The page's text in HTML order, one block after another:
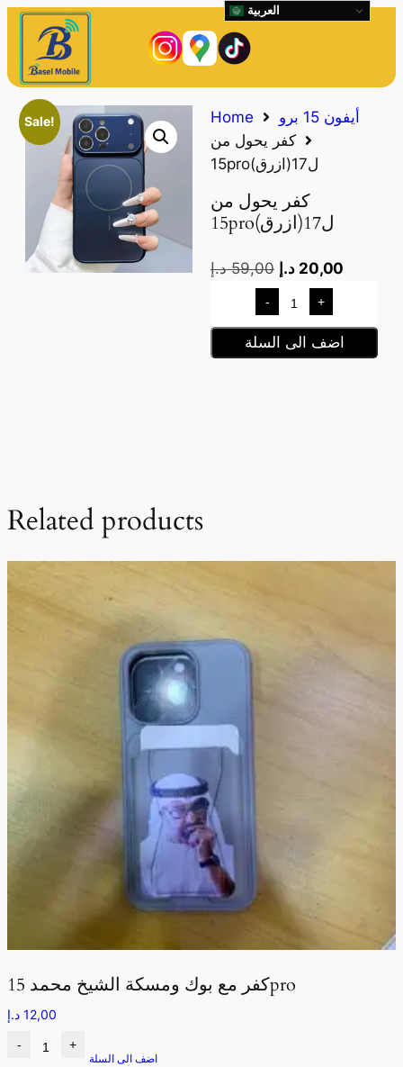
Sale! Home
أيفون 15 برو
كفر يحول من
15proل17(ازرق)
كفر يحول من
15proل17(ازرق)
59,00 د.إ 20,00 د.إ
- +
اضف الى السلة
Related products
كفر مع بوك ومسكة الشيخ محمد 15pro
12,00 د.إ
- +
اضف الى السلة
العربية